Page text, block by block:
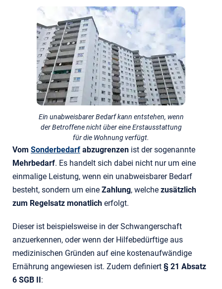
Ein unabweisbarer Bedarf kann entstehen, wenn
der Betroffene nicht über eine Erstausstattung
für die Wohnung verfügt.
Vom Sonderbedarf abzugrenzen ist der sogenannte
Mehrbedarf. Es handelt sich dabei nicht nur um eine
einmalige Leistung, wenn ein unabweisbarer Bedarf
besteht, sondern um eine Zahlung, welche zusätzlich
zum Regelsatz monatlich erfolgt.
Dieser ist beispielsweise in der Schwangerschaft
anzuerkennen, oder wenn der Hilfebedürftige aus
medizinischen Gründen auf eine kostenaufwändige
Ernährung angewiesen ist. Zudem definiert § 21 Absatz
6 SGB II: